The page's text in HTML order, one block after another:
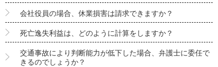
会社役員の場合、休業損害は請求できますか？
死亡逸失利益は、どのように計算をしますか？
交通事故により判断能力が低下した場合、弁護士に委任で
きるのでしょうか？